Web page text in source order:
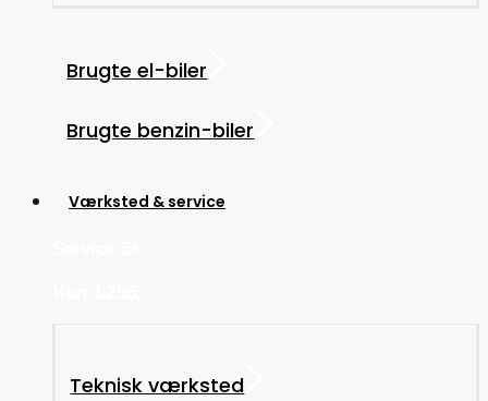
Brugte el-biler
Brugte benzin-biler
Værksted & service
Teknisk værksted